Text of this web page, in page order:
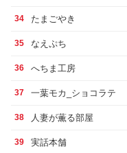
34 たまごやき
35 なえぷち
36 へちま工房
37 一葉モカ_ショコラテ
38 人妻が薫る部屋
39 実話本舗